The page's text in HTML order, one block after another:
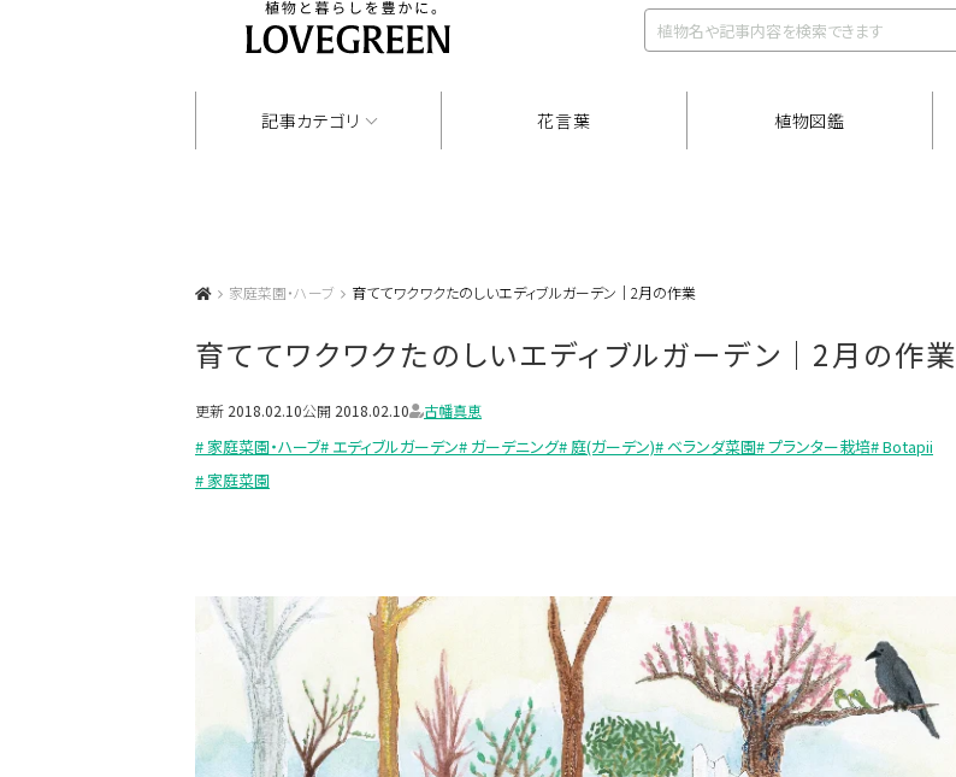
記事カテゴリ 花言葉 植物図鑑
家庭菜園・ハーブ 育ててワクワクたのしいエディブルガーデン｜2月の作業
育ててワクワクたのしいエディブルガーデン｜2月の作業
更新 2018.02.10公開 2018.02.10 古幡真恵
# 家庭菜園・ハーブ# エディブルガーデン# ガーデニング# 庭(ガーデン)# ベランダ菜園# プランター栽培# Botapii
# 家庭菜園